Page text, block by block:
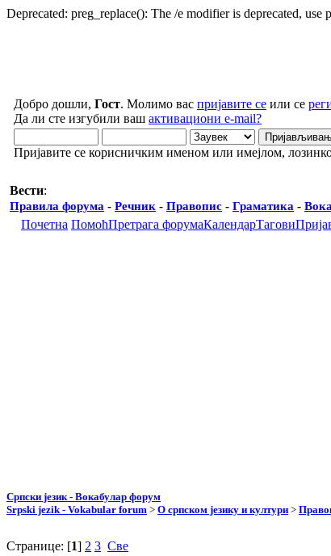
Deprecated: preg_replace(): The /e modifier is deprecated,
Добро дошли, Гост. Молимо вас пријавите се или се
Да ли сте изгубили ваш активациони e-mail?
Пријавите се корисничким именом или имејлом,
Вести:
Правила форума - Речник - Правопис - Граматика -
Почетна ПомоћПретрага форумаКалендарТагови
Српски језик - Вокабулар форум
Srpski jezik - Vokabular forum > О српском језику и култури >
Странице: [1] 2 3 Све